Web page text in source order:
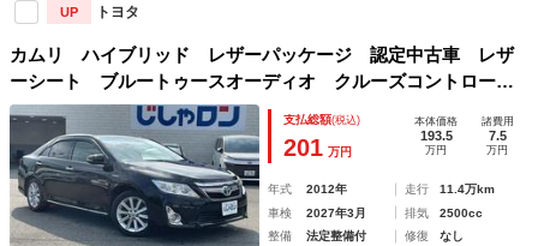
UP トヨタ
カムリ ハイブリッド レザーパッケージ 認定中古車 レザ
ーシート ブルートゥースオーディオ クルーズコントロー
ル ＨＤＤナビＴＶ バックカメラ
支払総額(税込)
201 万円
本体価格
193.5
万円
諸費用
7.5
万円
年式 2012年 走行
11.4万km
車検
2027年3月 排気
2500cc
整備
法定整備付 修復
なし